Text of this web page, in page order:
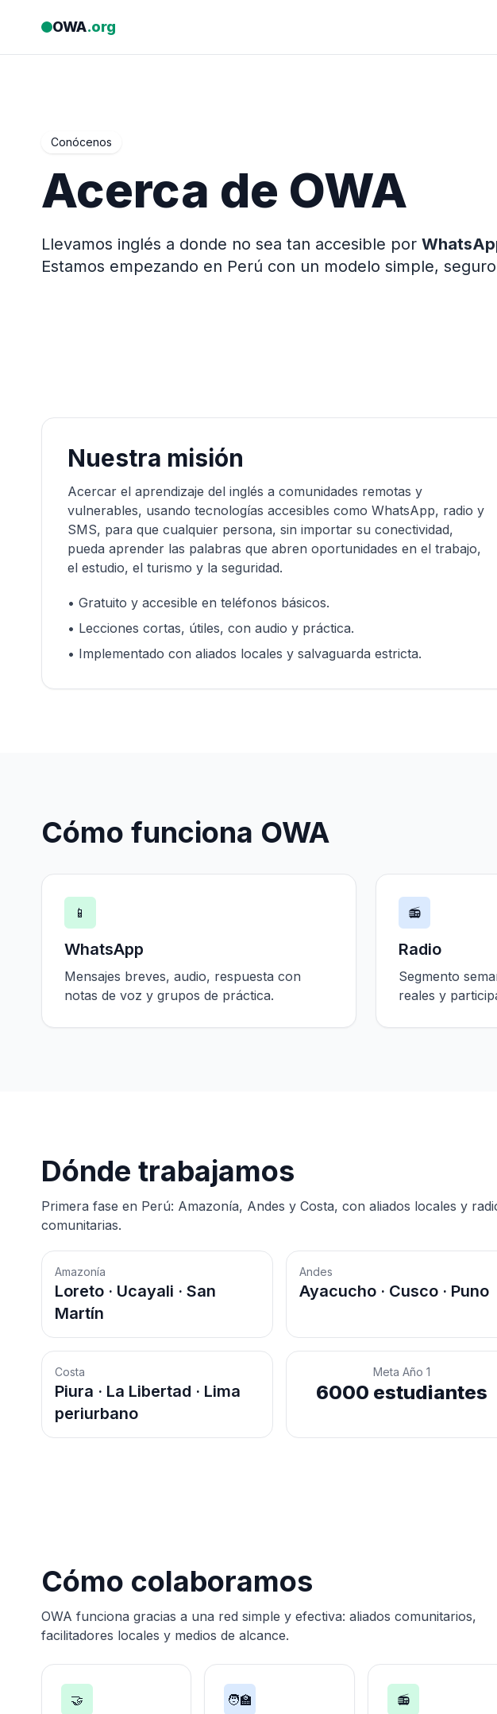
OWA.org
Conócenos
Acerca de OWA
Llevamos inglés a donde no sea tan accesible por
Estamos empezando en Perú con un modelo simple,
Nuestra misión
Acercar el aprendizaje del inglés a comunidades remotas y
vulnerables, usando tecnologías accesibles como WhatsApp, radio y
SMS, para que cualquier persona, sin importar su conectividad,
pueda aprender las palabras que abren oportunidades en el trabajo,
el estudio, el turismo y la seguridad.
• Gratuito y accesible en teléfonos básicos.
• Lecciones cortas, útiles, con audio y práctica.
• Implementado con aliados locales y salvaguarda estricta.
Cómo funciona OWA
📱
WhatsApp
Mensajes breves, audio, respuesta con
notas de voz y grupos de práctica.
📻
Radio
Segmento
reales y
Dónde trabajamos
Primera fase en Perú: Amazonía, Andes y Costa, con aliados locales y
comunitarias.
Amazonía
Loreto · Ucayali · San
Martín
Andes
Ayacucho · Cusco · Puno
Costa
Piura · La Libertad · Lima
periurbano
Meta Año 1
6000 estudiantes
Cómo colaboramos
OWA funciona gracias a una red simple y efectiva: aliados comunitarios,
facilitadores locales y medios de alcance.
🤝 🧑‍🏫 📻